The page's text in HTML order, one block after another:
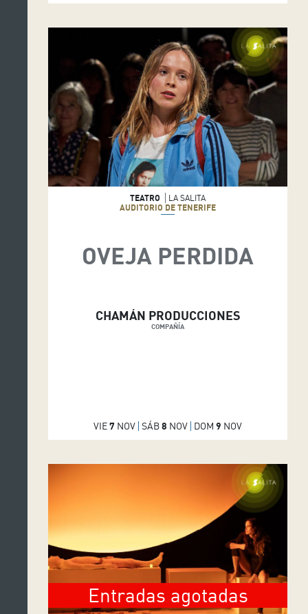
TEATRO
LA SALITA
AUDITORIO DE TENERIFE
OVEJA PERDIDA
CHAMÁN PRODUCCIONES
COMPAÑÍA
VIE7 NOV SÁB8 NOV DOM 9 NOV
Entradas agotadas